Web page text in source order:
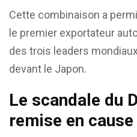
Cette combinaison a
le premier exportateur
des trois leaders
devant le Japon.
Le scandale du
remise en